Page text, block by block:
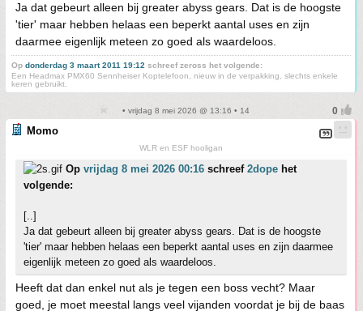
Ja dat gebeurt alleen bij greater abyss gears. Dat is de hoogste
'tier' maar hebben helaas een beperkt aantal uses en zijn
daarmee eigenlijk meteen zo goed als waardeloos.
Op donderdag 3 maart 2011 19:12 schreef zeross het volgende:
Een Headmax PMX60 Sennheiser Koptelefoon, nieuw in de verpakking, slechts enkele
keren gebruikt.
• vrijdag 8 mei 2026 @ 13:16 • 14
Momo
WLR en ESF hooligan
Op vrijdag 8 mei 2026 00:16 schreef 2dope het
volgende:
[..]
Ja dat gebeurt alleen bij greater abyss gears. Dat is de hoogste
'tier' maar hebben helaas een beperkt aantal uses en zijn daarmee
eigenlijk meteen zo goed als waardeloos.
Heeft dat dan enkel nut als je tegen een boss vecht? Maar
goed, je moet meestal langs veel vijanden voordat je bij de baas